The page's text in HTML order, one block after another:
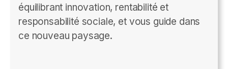
équilibrant innovation, rentabilité et
responsabilité sociale, et vous guide dans
ce nouveau paysage.